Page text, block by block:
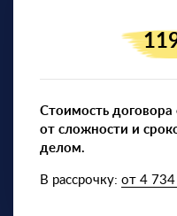
Стоимость договора
от сложности и
делом.
В рассрочку: от 4 734